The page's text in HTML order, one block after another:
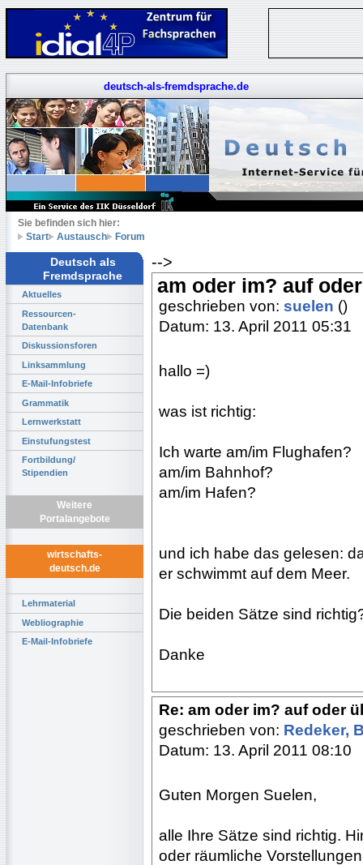
deutsch-als-fremdsprache.de
Sie befinden sich hier:
Start
Austausch Forum
Deutsch als
Fremdsprache
Aktuelles
Ressourcen-
Datenbank
Diskussionsforen
Linksammlung
E-Mail-Infobriefe
Grammatik
Lernwerkstatt
Einstufungstest
Fortbildung/
Stipendien
Weitere
Portalangebote
wirtschafts-
deutsch.de
Lehrmaterial
Webliographie
E-Mail-Infobriefe
-->
am oder im? auf
geschrieben von: suelen ()
Datum: 13. April 2011 05:31
hallo =)
was ist richtig:
Ich warte am/im Flughafen?
am/im Bahnhof?
am/im Hafen?
und ich habe das gelesen:
er schwimmt auf dem Meer.
Die beiden Sätze sind
Danke
Re: am oder im? auf oder
geschrieben von: Redeker,
Datum: 13. April 2011 08:10
Guten Morgen Suelen,
alle Ihre Sätze sind richtig.
oder räumliche